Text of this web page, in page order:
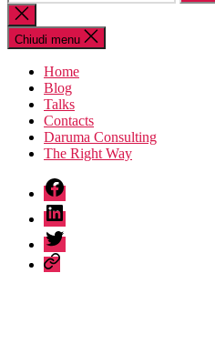
Chiudi
la
ricerca
Chiudi menu
Home
Blog
Talks
Contacts
Daruma Consulting
The Right Way
fb
linkedin
twitter
sessionize